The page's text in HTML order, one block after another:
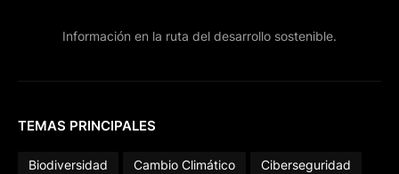
Información en la ruta del desarrollo sostenible.
TEMAS PRINCIPALES
Biodiversidad Cambio Climático
Ciberseguridad